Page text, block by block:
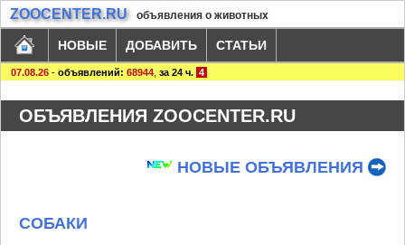
ZOOCENTER.RU объявления о животных
НОВЫЕ ДОБАВИТЬ СТАТЬИ
07.08.26 - объявлений: 68944 за 24 ч. 4
ОБЪЯВЛЕНИЯ ZOOCENTER.RU
НОВЫЕ ОБЪЯВЛЕНИЯ
СОБАКИ